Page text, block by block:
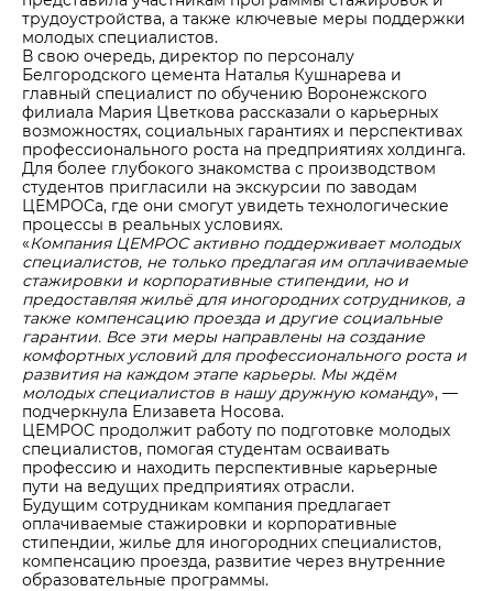
трудоустройства, а также ключевые меры поддержки
молодых специалистов.
В свою очередь, директор по персоналу
Белгородского цемента Наталья Кушнарева и
главный специалист по обучению Воронежского
филиала Мария Цветкова рассказали о карьерных
возможностях, социальных гарантиях и перспективах
профессионального роста на предприятиях холдинга.
Для более глубокого знакомства с производством
студентов пригласили на экскурсии по заводам
ЦЕМРОСа, где они смогут увидеть технологические
процессы в реальных условиях.
«Компания ЦЕМРОС активно поддерживает молодых
специалистов, не только предлагая им оплачиваемые
стажировки и корпоративные стипендии, но и
предоставляя жильё для иногородних сотрудников, а
также компенсацию проезда и другие социальные
гарантии. Все эти меры направлены на создание
комфортных условий для профессионального роста и
развития на каждом этапе карьеры. Мы ждём
молодых специалистов в нашу дружную команду», —
подчеркнула Елизавета Носова.
ЦЕМРОС продолжит работу по подготовке молодых
специалистов, помогая студентам осваивать
профессию и находить перспективные карьерные
пути на ведущих предприятиях отрасли.
Будущим сотрудникам компания предлагает
оплачиваемые стажировки и корпоративные
стипендии, жилье для иногородних специалистов,
компенсацию проезда, развитие через внутренние
образовательные программы.